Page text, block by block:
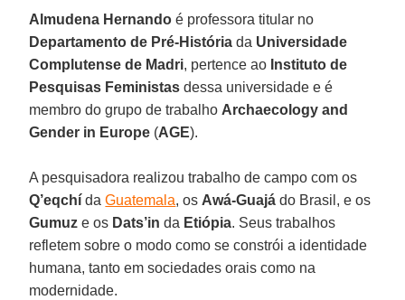
Almudena Hernando é professora titular no
Departamento de Pré-História da Universidade
Complutense de Madri, pertence ao Instituto de
Pesquisas Feministas dessa universidade e é
membro do grupo de trabalho Archaecology and
Gender in Europe (AGE).
A pesquisadora realizou trabalho de campo com os
Q’eqchí daGuatemala, os Awá-Guajá do Brasil, e os
Gumuz e os Dats’in da Etiópia. Seus trabalhos
refletem sobre o modo como se constrói a identidade
humana, tanto em sociedades orais como na
modernidade.